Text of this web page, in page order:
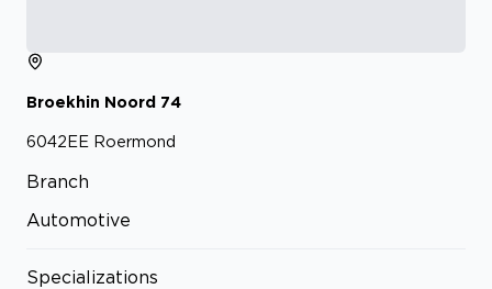
Broekhin Noord 74
6042EE Roermond
Branch
Automotive
Specializations